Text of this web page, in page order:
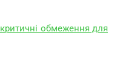
обмеження для